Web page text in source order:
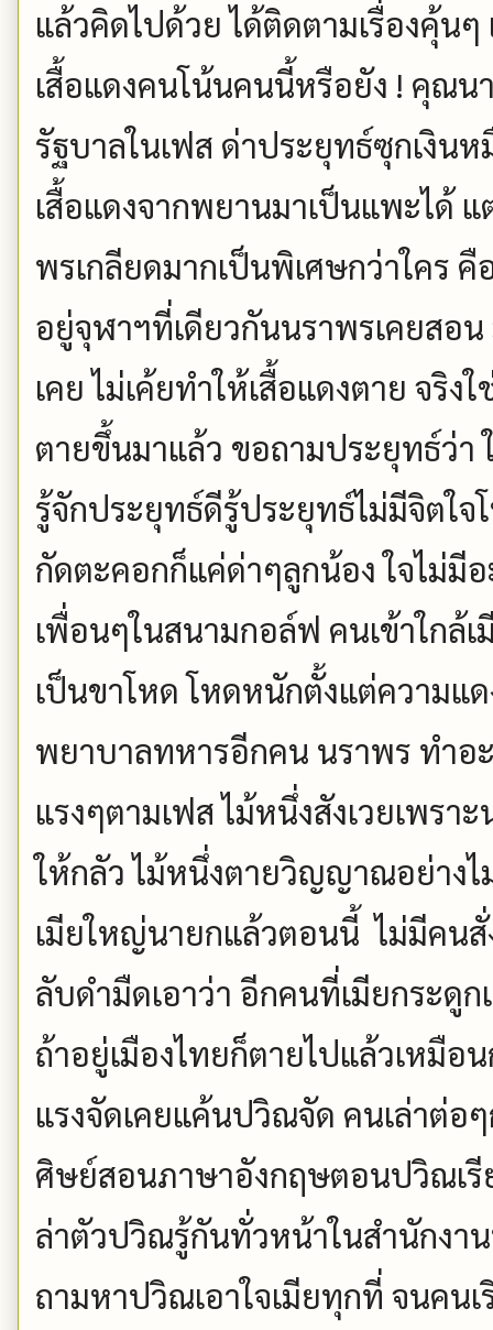
แล้วคิดไปด้วย ได้ติดตามเรื่องคุ้น
เสื้อแดงคนโน้นคนนี้หรือยัง ! คุณน
รัฐบาลในเฟส ด่าประยุทธ์ซุกเงิน
เสื้อแดงจากพยานมาเป็นแพะได้
พรเกลียดมากเป็นพิเศษกว่าใคร
อยู่จุฬาฯที่เดียวกันนราพรเคยสอ
เคย ไม่เค้ยทำให้เสื้อแดงตาย จริง
ตายขึ้นมาแล้ว ขอถามประยุทธ์ว่า
รู้จักประยุทธ์ดีรู้ประยุทธ์ไม่มีจิตใจ
กัดตะคอกก็แค่ด่าๆลูกน้อง ใจไม่
เพื่อนๆในสนามกอล์ฟ คนเข้าใกล้
เป็นขาโหด โหดหนักตั้งแต่ความแ
พยาบาลทหารอีกคน นราพร ทำอะ
แรงๆตามเฟส ไม้หนึ่งสังเวยเพร
ให้กลัว ไม้หนึ่งตายวิญญาณอย่างไ
เมียใหญ่นายกแล้วตอนนี้ ไม่มีคน
ลับดำมืดเอาว่า อีกคนที่เมียกระดู
ถ้าอยู่เมืองไทยก็ตายไปแล้วเหมื
แรงจัดเคยแค้นปวิณจัด คนเล่าต่อ
ศิษย์สอนภาษาอังกฤษตอนปวิณเ
ล่าตัวปวิณรู้กันทั่วหน้าในสำนักงา
ถามหาปวิณเอาใจเมียทุกที่ จนคน